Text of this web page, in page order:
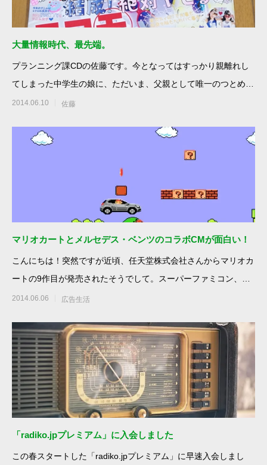
大量情報時代、最先端。
プランニング課CDの佐藤です。今となってはすっかり親離れし
てしまった中学生の娘に、ただいま、父親として唯一のつとめが
月刊誌の定期購入。毎
2014.06.10 佐藤
マリオカートとメルセデス・ベンツのコラボCMが面白い！
こんにちは！突然ですが近頃、任天堂株式会社さんからマリオカ
ートの9作目が発売されたそうでして。スーパーファミコン、ニ
ンデンドー64、最近
2014.06.06 広告生活
「radiko.jpプレミアム」に入会しました
この春スタートした「radiko.jpプレミアム」に早速入会しまし